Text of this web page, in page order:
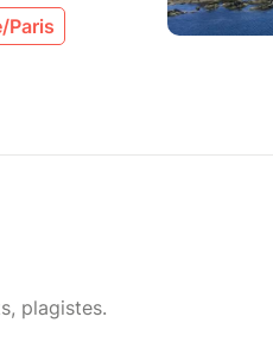
Paris
plagistes.